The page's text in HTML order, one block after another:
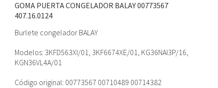
GOMA PUERTA CONGELADOR BALAY 00773567
407.16.0124
Burlete congelador BALAY
Modelos: 3KFD563XI/01, 3KF6674XE/01, KG36NAI3P/16,
KGN36VL4A/01
Código original: 00773567 00710489 00714382